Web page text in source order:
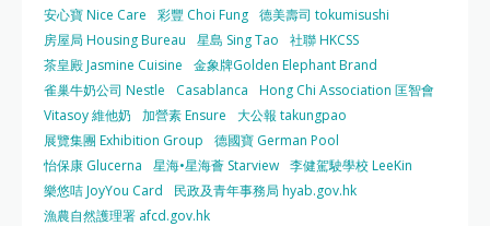
安心寶 Nice Care
彩豐 Choi Fung 德美壽司 tokumisushi
房屋局 Housing Bureau
星島 Sing Tao
社聯 HKCSS
茶皇殿 Jasmine Cuisine
金象牌Golden Elephant Brand
雀巢牛奶公司 Nestle
Casablanca
Hong Chi Association 匡智會
Vitasoy 維他奶
加營素 Ensure
大公報 takungpao
展覽集團 Exhibition Group
德國寶 German Pool
怡保康 Glucerna
星海•星海薈 Starview 李健駕駛學校 LeeKin
樂悠咭 JoyYou Card
民政及青年事務局 hyab.gov.hk
漁農自然護理署 afcd.gov.hk